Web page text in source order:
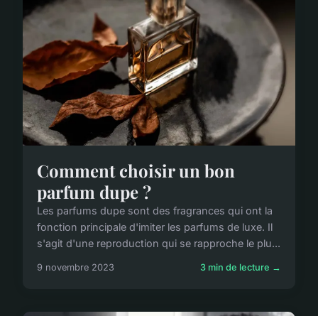
Comment choisir un bon
parfum dupe ?
Les parfums dupe sont des fragrances qui ont la
fonction principale d'imiter les parfums de luxe. Il
s'agit d'une reproduction qui se rapproche le plu...
9 novembre 2023 3 min de lecture →